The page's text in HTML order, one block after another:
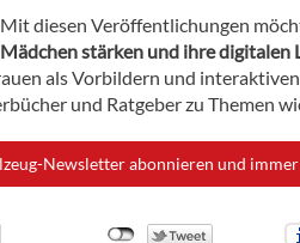
Mit diesen Veröffentlichungen
Mädchen stärken und ihre digitalen
als Vorbildern und
und Ratgeber zu Themen
Newsletter abonnieren und